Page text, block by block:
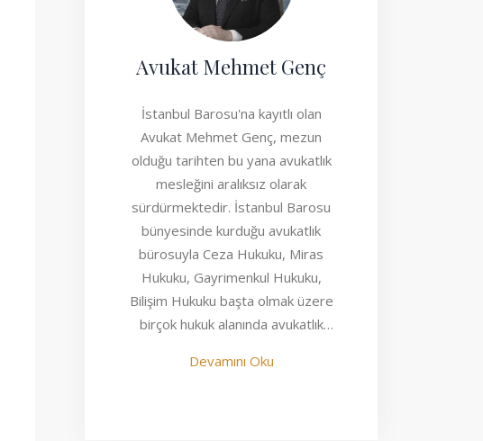
Avukat Mehmet Genç
İstanbul Barosu'na kayıtlı olan
Avukat Mehmet Genç, mezun
olduğu tarihten bu yana avukatlık
mesleğini aralıksız olarak
sürdürmektedir. İstanbul Barosu
bünyesinde kurduğu avukatlık
bürosuyla Ceza Hukuku, Miras
Hukuku, Gayrimenkul Hukuku,
Bilişim Hukuku başta olmak üzere
birçok hukuk alanında avukatlık
Devamını Oku